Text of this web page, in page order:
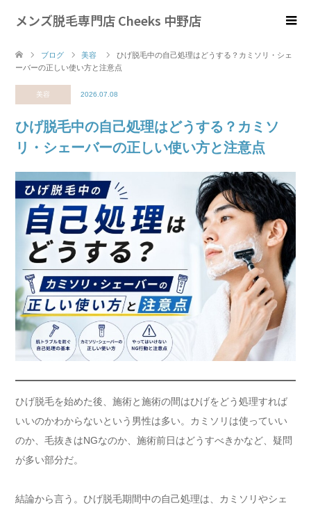
メンズ脱毛専門店 Cheeks 中野店
ブログ 美容
ひげ脱毛中の自己処理はどうする？カミソリ・シェ
ーバーの正しい使い方と注意点
美容 2026.07.08
ひげ脱毛中の自己処理はどうする？カミソ
リ・シェーバーの正しい使い方と注意点
ひげ脱毛を始めた後、施術と施術の間はひげをどう処理すれば
いいのかわからないという男性は多い。カミソリは使っていい
のか、毛抜きはNGなのか、施術前日はどうすべきかなど、疑問
が多い部分だ。
結論から言う。ひげ脱毛期間中の自己処理は、カミソリやシェ